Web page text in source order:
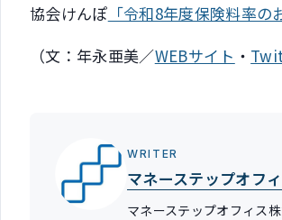
協会けんぽ 「令和8年度保険料率の
（文：年永亜美／WEBサイト ・
WRITER
マネーステップオフ
マネーステップオフィス